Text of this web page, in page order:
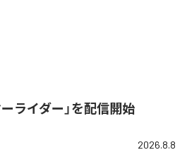
ライダー」を配信開始
2026.8.8